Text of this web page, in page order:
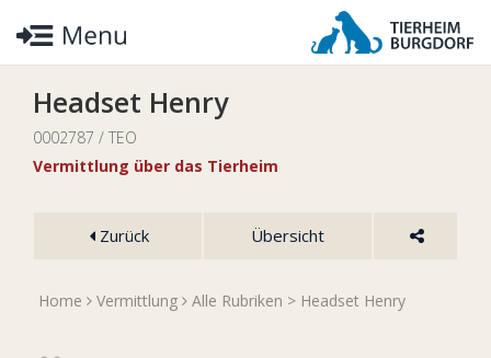
Headset Henry
0002787 / TEO
Vermittlung über das Tierheim
Zurück Übersicht
Home Vermittlung Alle Rubriken > Headset Henry